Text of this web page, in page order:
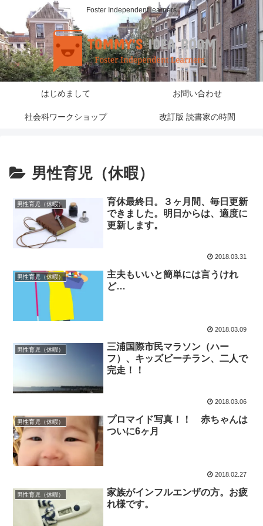
Foster Independent learners
はじめまして お問い合わせ
社会科ワークショップ 改訂版 読書家の時間
男性育児（休暇）
男性育児（休暇）
育休最終日。３ヶ月間、毎日更新
できました。明日からは、適度に
更新します。
2018.03.31
男性育児（休暇）
主夫もいいと簡単には言うけれ
ど…
2018.03.09
男性育児（休暇）
三浦国際市民マラソン（ハー
フ）、キッズビーチラン、二人で
完走！！
2018.03.06
男性育児（休暇）
プロマイド写真！！ 赤ちゃんは
ついに6ヶ月
2018.02.27
男性育児（休暇）
家族がインフルエンザの方。お疲
れ様です。